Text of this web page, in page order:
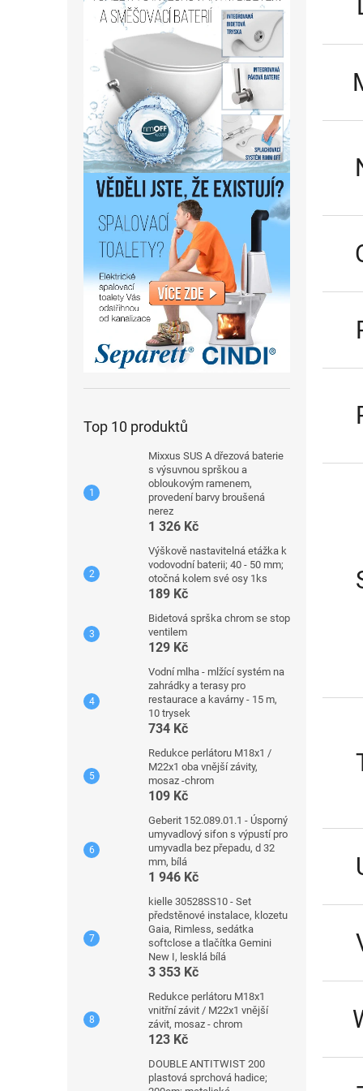
Top 10 produktů
Mixxus SUS A dřezová baterie
s výsuvnou sprškou a
obloukovým ramenem,
provedení barvy broušená
nerez
1 326 Kč
Výškově nastavitelná etážka k
vodovodní baterii; 40 - 50 mm;
otočná kolem své osy 1ks
189 Kč
Bidetová sprška chrom se stop
ventilem
129 Kč
Vodní mlha - mlžící systém na
zahrádky a terasy pro
restaurace a kavárny - 15 m,
10 trysek
734 Kč
Redukce perlátoru M18x1 /
M22x1 oba vnější závity,
mosaz -chrom
109 Kč
Geberit 152.089.01.1 - Úsporný
umyvadlový sifon s výpustí pro
umyvadla bez přepadu, d 32
mm, bílá
1 946 Kč
kielle 30528SS10 - Set
předstěnové instalace, klozetu
Gaia, Rimless, sedátka
softclose a tlačítka Gemini
New I, lesklá bílá
3 353 Kč
Redukce perlátoru M18x1
vnitřní závit / M22x1 vnější
závit, mosaz - chrom
123 Kč
DOUBLE ANTITWIST 200
plastová sprchová hadice;